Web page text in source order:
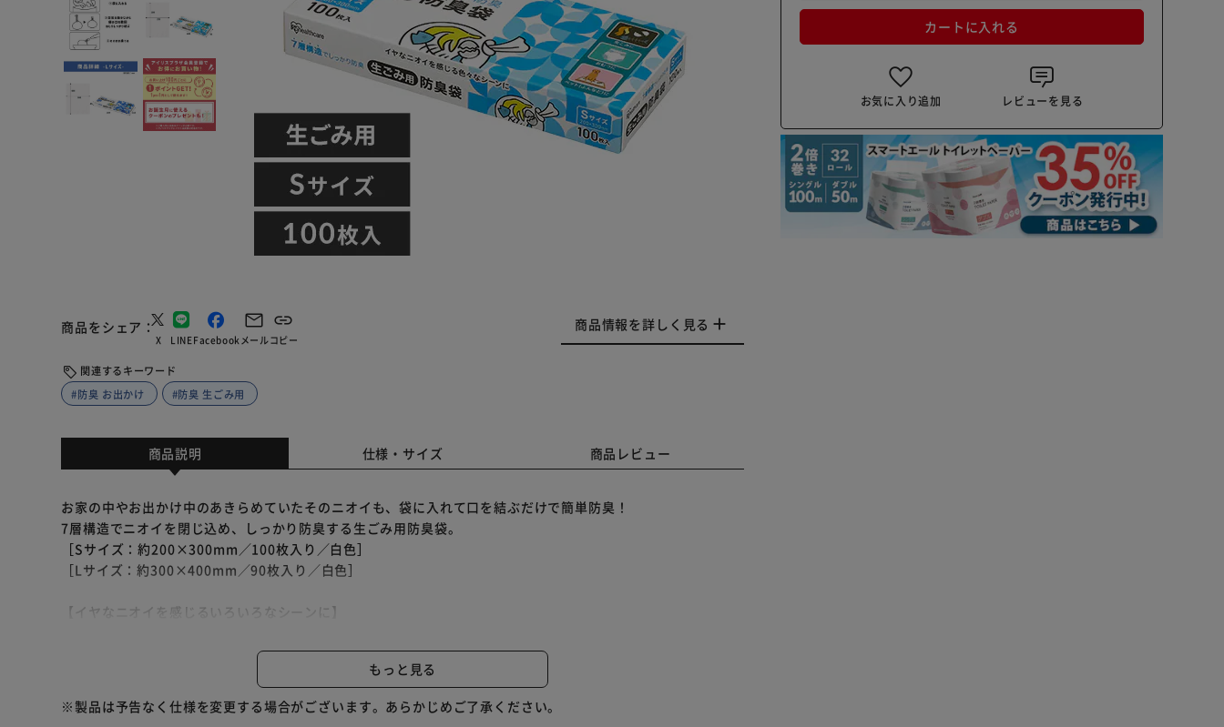
商品をシェア
X LINEFacebookメールコピー
商品情報を詳しく見る
関連するキーワード
#防臭 お出かけ
#防臭 生ごみ用
カートに入れる
お気に入り追加 レビューを見る
商品説明 仕様・サイズ 商品レビュー
お家の中やお出かけ中のあきらめていたそのニオイも、袋に入れて口を結ぶだけで簡単防臭！
7層構造でニオイを閉じ込め、しっかり防臭する生ごみ用防臭袋。
［Sサイズ：約200×300mm／100枚入り／白色］
［Lサイズ：約300×400mm／90枚入り／白色］
【イヤなニオイを感じるいろいろなシーンに】
・ニオイ移り対策に：ニオイが移らず気になる場所もゴミもすっきり整頓！
・その他にもいろいろ使える！：ペットのうんち処理、赤ちゃんや介護用のおむつ処理、非常時にも。
【使用方法】
もっと見る
※製品は予告なく仕様を変更する場合がございます。あらかじめご了承ください。